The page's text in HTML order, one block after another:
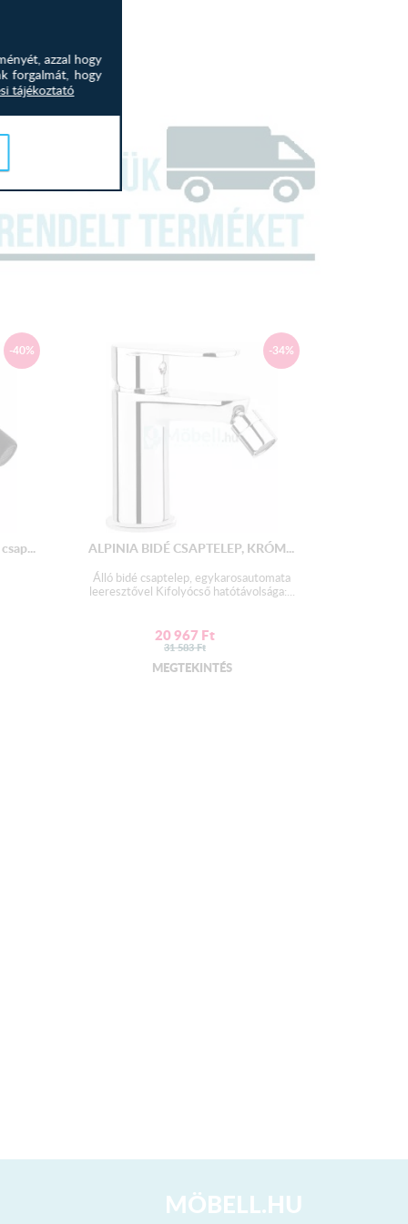
-40% -34%
ALPINIA BIDÉ CSAPTELEP, KRÓM...
Álló bidé csaptelep, egykarosautomata
leeresztővel Kifolyócső hatótávolsága:...
20 967 Ft
31 583Ft
MEGTEKINTÉS
MÖBELL.HU
azzal hogy
forgalmát, hogy
tájékoztató